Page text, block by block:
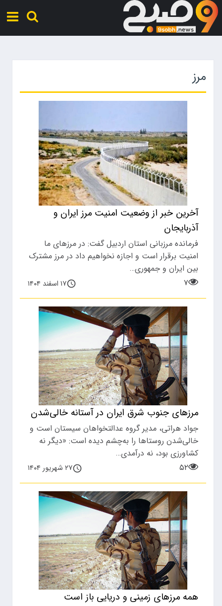
مرز
آخرین خبر از وضعیت امنیت مرز ایران و
آذربایجان
فرمانده مرزبانی استان اردبیل گفت: در مرزهای ما
امنیت برقرار است و اجازه نخواهیم داد در مرز مشترک
بین ایران و جمهوری…
۷
۱۷ اسفند ۱۴۰۴
مرز‌های جنوب شرق ایران در آستانه خالی‌شدن
جواد هراتی، مدیر گروه عدالتخواهان سیستان است و
خالی‌شدن روستا‌ها را به‌چشم دیده است: «دیگر نه
کشاورزی بود، نه درآمدی…
۵۲
۲۷ شهریور ۱۴۰۴
همه مرزهای زمینی و دریایی باز است